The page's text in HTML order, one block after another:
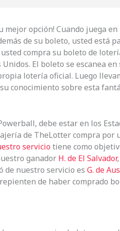
opción! Cuando juega
de su boleto, usted está
compra su boleto de
El boleto se escanea
lotería oficial. Luego
conocimiento sobre esta
debe estar en los
de TheLotter compra
servicio tiene como
ganador H. de El Salvador
de nuestro servicio es G. de
de haber comprado